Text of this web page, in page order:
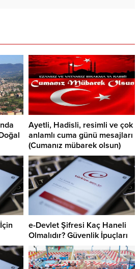
Ayetli, Hadisli, resimli ve çok
anlamlı cuma günü mesajları
(Cumanız mübarek olsun)
e-Devlet Şifresi Kaç Haneli
Olmalıdır? Güvenlik İpuçları